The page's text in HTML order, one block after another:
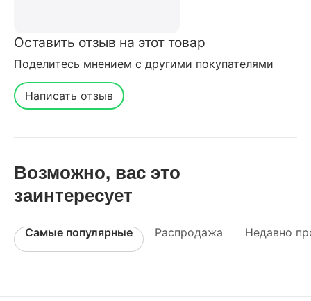
Оставить отзыв на этот товар
Поделитесь мнением с другими покупателями
Написать отзыв
Возможно, вас это
заинтересует
Самые популярные Распродажа Недавно